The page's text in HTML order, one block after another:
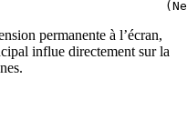
permanente à l’écran,
influe directement sur la